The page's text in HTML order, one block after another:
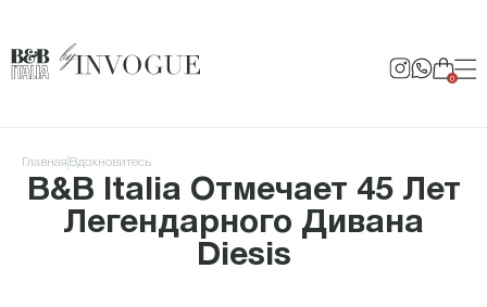
0
Главная Вдохновитесь
B&B Italia Отмечает 45 Лет
Легендарного Дивана
Diesis